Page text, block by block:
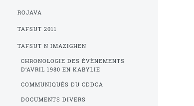
ROJAVA
TAFSUT 2011
TAFSUT N IMAZIGHEN
CHRONOLOGIE DES ÉVÈNEMENTS
D’AVRIL 1980 EN KABYLIE
COMMUNIQUÉS DU CDDCA
DOCUMENTS DIVERS